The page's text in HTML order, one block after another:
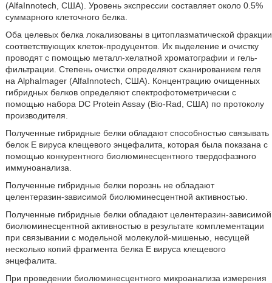
(AlfaInnotech, США). Уровень экспрессии составляет около 0.5%
суммарного клеточного белка.
Оба целевых белка локализованы в цитоплазматической фракции
соответствующих клеток-продуцентов. Их выделение и очистку
проводят с помощью металл-хелатной хроматографии и гель-
фильтрации. Степень очистки определяют сканированием геля
на AlphaImager (AlfaInnotech, США). Концентрацию очищенных
гибридных белков определяют спектрофотометрически с
помощью набора DC Protein Assay (Bio-Rad, США) по протоколу
производителя.
Полученные гибридные белки обладают способностью связывать
белок Е вируса клещевого энцефалита, которая была показана с
помощью конкурентного биолюминесцентного твердофазного
иммуноанализа.
Полученные гибридные белки порознь не обладают
целентеразин-зависимой биолюминесцентной активностью.
Полученные гибридные белки обладают целентеразин-зависимой
биолюминесцентной активностью в результате комплементации
при связывании с модельной молекулой-мишенью, несущей
несколько копий фрагмента белка Е вируса клещевого
энцефалита.
При проведении биолюминесцентного микроанализа измерения